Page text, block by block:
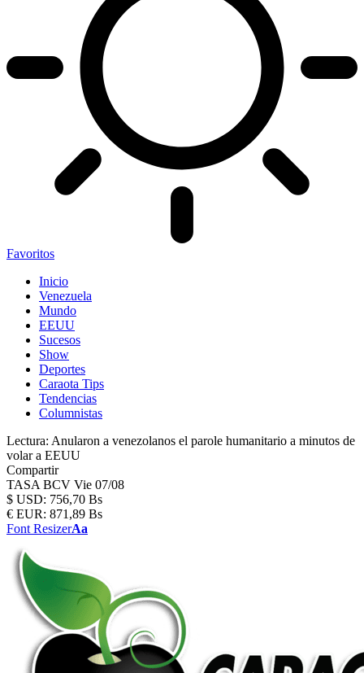
Favoritos
Inicio
Venezuela
Mundo
EEUU
Sucesos
Show
Deportes
Caraota Tips
Tendencias
Columnistas
Lectura: Anularon a venezolanos el parole humanitario a minutos de
volar a EEUU
Compartir
TASA BCV Vie 07/08
$ USD: 756,70 Bs
€ EUR: 871,89 Bs
Font ResizerAa